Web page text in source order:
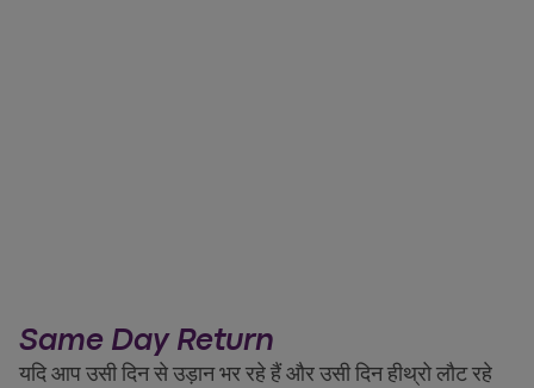
Same Day Return
यदि आप उसी दिन से उड़ान भर रहे हैं और उसी दिन हीथ्रो लौट रहे